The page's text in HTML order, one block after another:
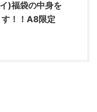
)福袋の中身を
！！A8限定